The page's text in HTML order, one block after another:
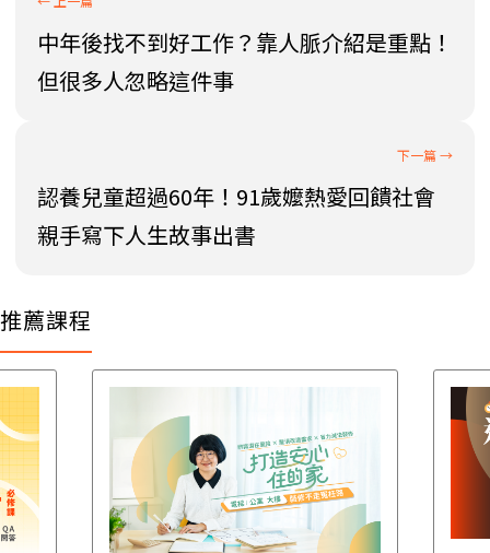
中年後找不到好工作？靠人脈介紹是重點！
但很多人忽略這件事
認養兒童超過60年！91歲嬤熱愛回饋社會
親手寫下人生故事出書
推薦課程